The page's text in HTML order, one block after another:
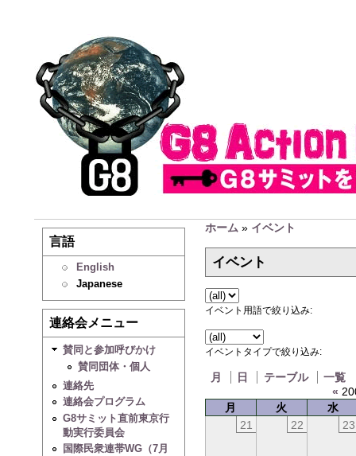
言語
English
Japanese
連絡会メニュー
賛同と参加呼びかけ
賛同団体・個人
連絡先
連絡会プログラム
G8サミット直前東京行
動実行委員会
国際民衆連帯WG（7月
ホーム » イベント
イベント
イベント用語で絞り込み:
イベントタイプで絞り込み:
月 日 テーブル
一覧
«
月
火
水
21
22 23